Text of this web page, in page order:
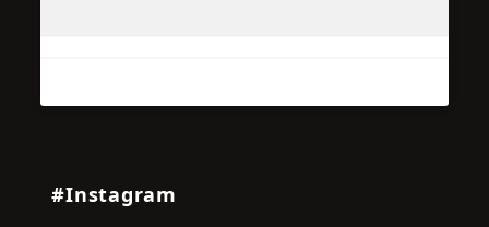
#Instagram